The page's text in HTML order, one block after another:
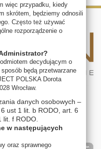
więc przypadku, kiedy
skrótem, będziemy odnosili
Często też używać
rozporządzenie o
decydującym o
będą przetwarzane
POLSKA Dorota
Wrocław.
danych osobowych –
ust 1 lit. b RODO, art. 6
f RODO.
w następujących
oraz sprawnego